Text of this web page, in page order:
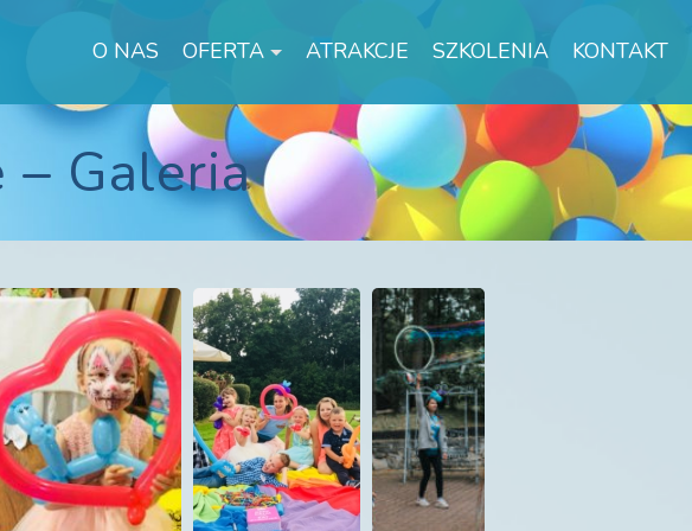
O NAS OFERTA ATRAKCJE SZKOLENIA KONTAKT
Galeria